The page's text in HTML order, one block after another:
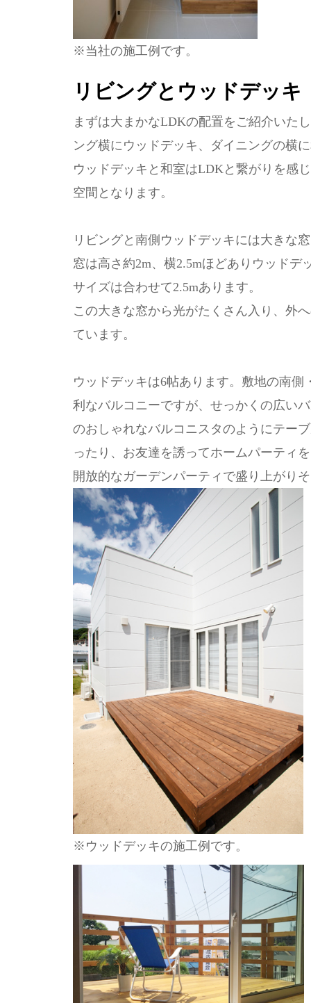
※当社の施工例です。
リビングとウッドデッキ
まずは大まかなLDKの配置をご紹介いた
ング横にウッドデッキ、ダイニングの横
ウッドデッキと和室はLDKと繋がりを感
空間となります。
リビングと南側ウッドデッキには大きな
窓は高さ約2m、横2.5mほどありウッド
サイズは合わせて2.5mあります。
この大きな窓から光がたくさん入り、外
ています。
ウッドデッキは6帖あります。敷地の南
利なバルコニーですが、せっかくの広い
のおしゃれなバルコニスタのようにテー
ったり、お友達を誘ってホームパーティ
開放的なガーデンパーティで盛り上がり
※ウッドデッキの施工例です。